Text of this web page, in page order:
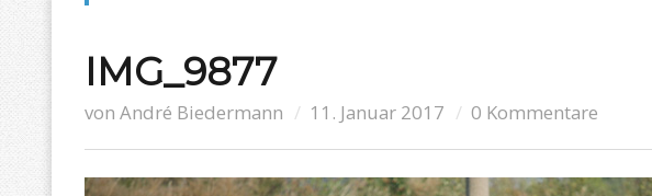
IMG_9877
von André Biedermann 11. Januar 2017 0 Kommentare